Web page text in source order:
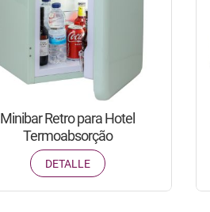
Minibar Retro para Hotel
Termoabsorção
DETALLE